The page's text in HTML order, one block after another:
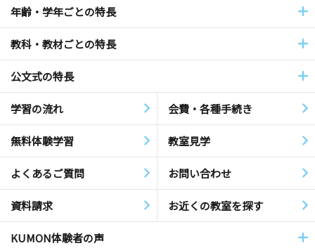
年齢・学年ごとの特長
教科・教材ごとの特長
公文式の特長
学習の流れ 会費・各種手続き
無料体験学習 教室見学
よくあるご質問 お問い合わせ
資料請求 お近くの教室を探す
KUMON体験者の声